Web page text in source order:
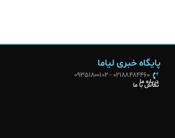
پایگاه خبری لیاما
02188484460 - 09351800102
درباره ما
تماس با ما